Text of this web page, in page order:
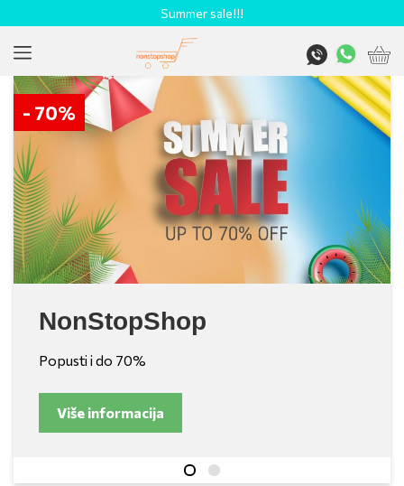
Summer sale!!!
- 70%
NonStopShop
Popusti i do 70%
Više informacija